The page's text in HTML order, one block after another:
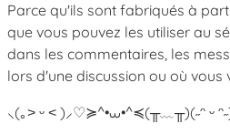
Parce qu'ils sont fabriqués à
que vous pouvez les utiliser au
dans les commentaires, les
lors d'une discussion ou où vous
⸜(｡˃ ᵕ ˂ )⸝♡≽^•⩊•^≼(╥﹏╥)(˶ᵔ ᵕ